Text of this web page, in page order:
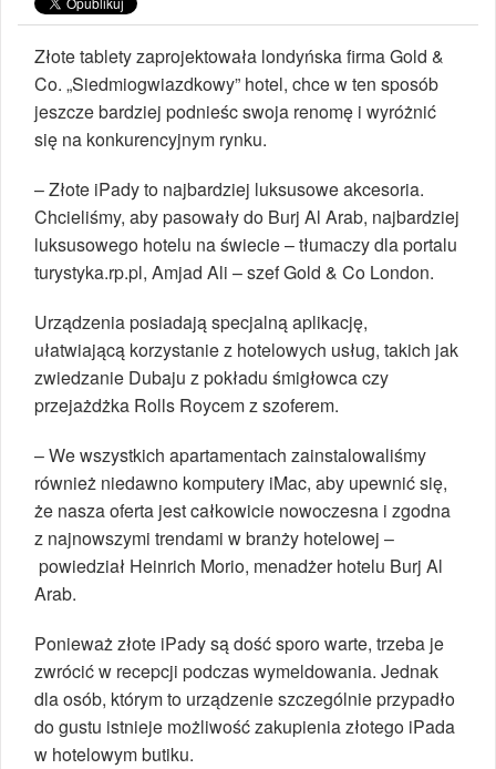
Złote tablety zaprojektowała londyńska firma Gold &
Co. „Siedmiogwiazdkowy” hotel, chce w ten sposób
jeszcze bardziej podnieśc swoja renomę i wyróżnić
się na konkurencyjnym rynku.
– Złote iPady to najbardziej luksusowe akcesoria.
Chcieliśmy, aby pasowały do Burj Al Arab, najbardziej
luksusowego hotelu na świecie – tłumaczy dla portalu
turystyka.rp.pl, Amjad Ali – szef Gold & Co London.
Urządzenia posiadają specjalną aplikację,
ułatwiającą korzystanie z hotelowych usług, takich jak
zwiedzanie Dubaju z pokładu śmigłowca czy
przejażdżka Rolls Roycem z szoferem.
– We wszystkich apartamentach zainstalowaliśmy
również niedawno komputery iMac, aby upewnić się,
że nasza oferta jest całkowicie nowoczesna i zgodna
z najnowszymi trendami w branży hotelowej –
powiedział Heinrich Morio, menadżer hotelu Burj Al
Arab.
Ponieważ złote iPady są dość sporo warte, trzeba je
zwrócić w recepcji podczas wymeldowania. Jednak
dla osób, którym to urządzenie szczególnie przypadło
do gustu istnieje możliwość zakupienia złotego iPada
w hotelowym butiku.